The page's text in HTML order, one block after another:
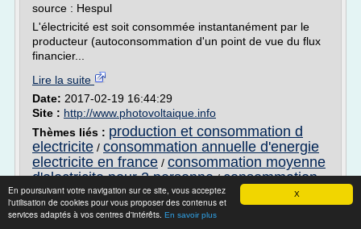
X
En poursuivant votre navigation sur ce site, vous acceptez
l'utilisation de cookies pour vous proposer des contenus et
services adaptés à vos centres d'intérêts. En savoir plus
source : Hespul
L'électricité est soit consommée instantanément par le
producteur (autoconsommation d'un point de vue du flux
financier...
Lire la suite
Date: 2017-02-19 16:44:29
Site : http://www.photovoltaique.info
Thèmes liés : production et consommation d
electricite / consommation annuelle d'energie
electricite en france / consommation moyenne
d'electricite pour 2 personne/consommation
annuelle d'electricite en france
consommation d'energie electricite en france